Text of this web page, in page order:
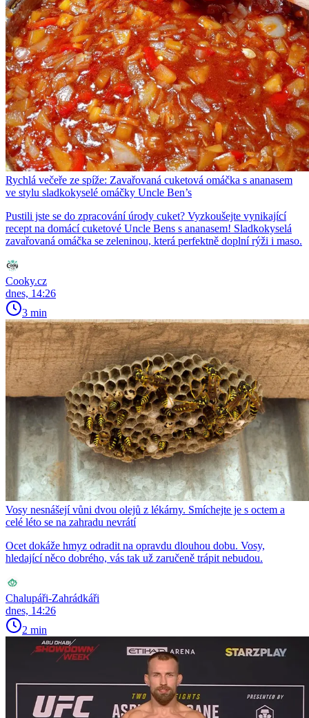
Rychlá večeře ze spíže: Zavařovaná cuketová omáčka s ananasem
ve stylu sladkokyselé omáčky Uncle Ben’s
Pustili jste se do zpracování úrody cuket? Vyzkoušejte vynikající
recept na domácí cuketové Uncle Bens s ananasem! Sladkokyselá
zavařovaná omáčka se zeleninou, která perfektně doplní rýži i maso.
Cooky.cz
dnes, 14:26
3 min
Vosy nesnášejí vůni dvou olejů z lékárny. Smíchejte je s octem a
celé léto se na zahradu nevrátí
Ocet dokáže hmyz odradit na opravdu dlouhou dobu. Vosy,
hledající něco dobrého, vás tak už zaručeně trápit nebudou.
Chalupáři-Zahrádkáři
dnes, 14:26
2 min